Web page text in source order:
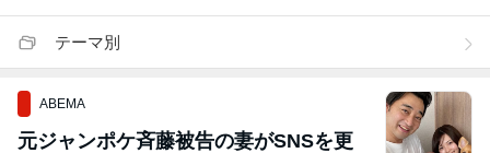
テーマ別
ABEMA
元ジャンポケ斉藤被告の妻がSNSを更